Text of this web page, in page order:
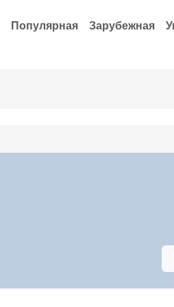
Популярная Зарубежная